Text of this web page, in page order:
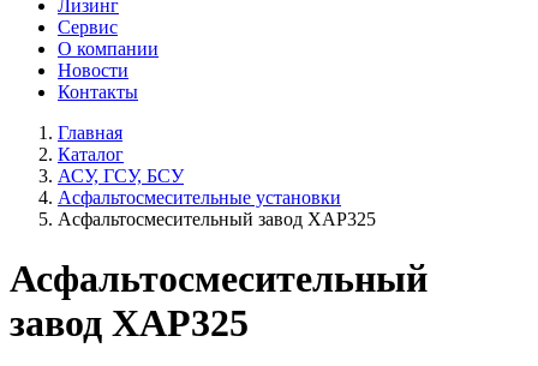
Лизинг
Сервис
О компании
Новости
Контакты
Главная
Каталог
АСУ, ГСУ, БСУ
Асфальтосмесительные установки
Асфальтосмесительный завод XAP325
Асфальтосмесительный
завод XAP325